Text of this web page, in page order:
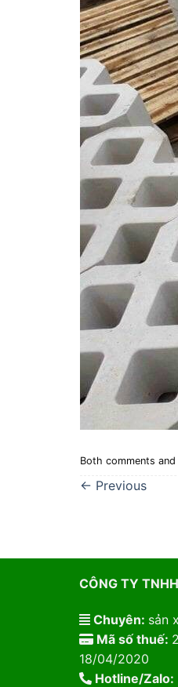
Both comments
← Previous
CÔNG TY
Chuyên: sản
Mã số thuế:
18/04/2020
Hotline/Zalo: